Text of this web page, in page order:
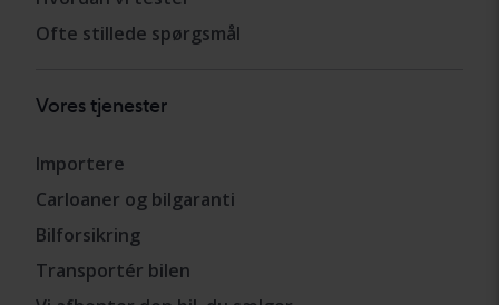
Ofte stillede spørgsmål
Vores tjenester
Importere
Carloaner og bilgaranti
Bilforsikring
Transportér bilen